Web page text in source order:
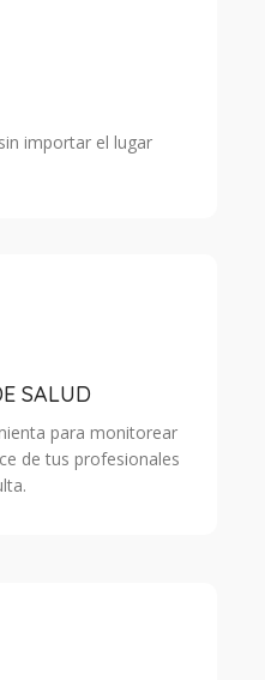
importar el lugar
SALUD
para monitorear
de tus profesionales